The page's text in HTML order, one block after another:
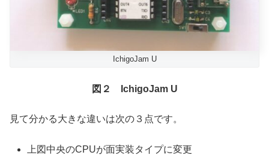
IchigoJam U
図２ IchigoJam U
見て分かる大きな違いは次の３点です。
上図中央のCPUが面実装タイプに変更